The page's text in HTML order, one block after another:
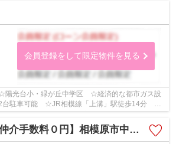
会員登録をして限定物件を見る
☆陽光台小・緑が丘中学区 ☆経済的な都市ガス設
駐車可能 ☆JR相模線「上溝」駅徒歩14分 ☆
WICなど収納スペース豊富 ☆ス...
介手数料０円】相模原市中央区上溝 新築一戸建て 6号棟 全6棟